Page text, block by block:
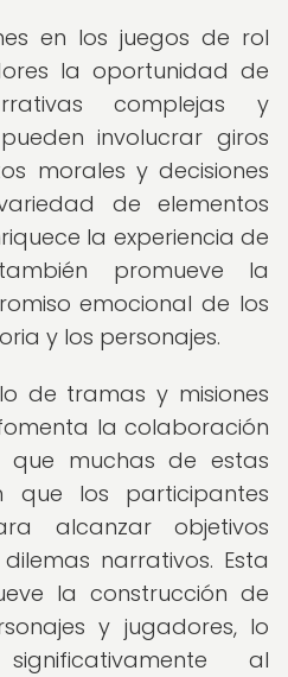
en los juegos de rol
la oportunidad de
complejas y
involucrar giros
morales y decisiones
de elementos
la experiencia de
promueve la
emocional de los
y los personajes.
de tramas y misiones
la colaboración
que muchas de estas
que los participantes
alcanzar objetivos
narrativos. Esta
la construcción de
y jugadores, lo
al